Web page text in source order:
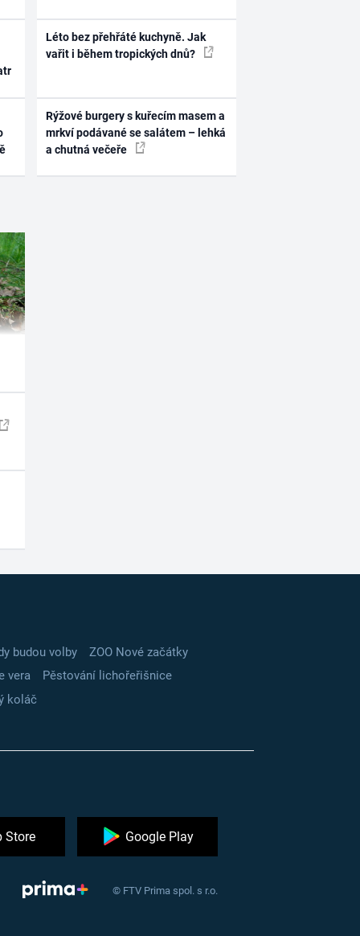
Léto bez přehřáté kuchyně. Jak
vařit i během tropických dnů?
Rýžové burgery s kuřecím masem a
mrkví podávané se salátem – lehká
a chutná večeře
budou volby
ZOO Nové začátky
vera
Pěstování lichořeřišnice
koláč
Store Google Play
© FTV Prima spol. s r.o.